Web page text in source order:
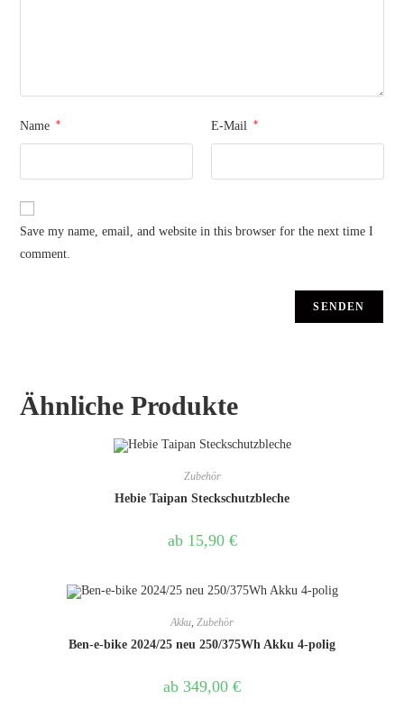
Name * E-Mail *
Save my name, email, and website in this browser for the next time I
comment.
Ähnliche Produkte
Zubehör
Hebie Taipan Steckschutzbleche
ab 15,90 €
Akku, Zubehör
Ben-e-bike 2024/25 neu 250/375Wh Akku 4-polig
ab 349,00 €